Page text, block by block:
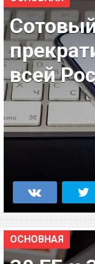
всей
ОСНОВНАЯ